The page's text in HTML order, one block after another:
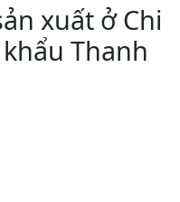
xuất ở Chi
Thanh